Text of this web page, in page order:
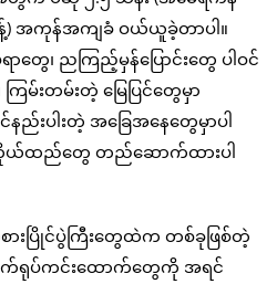
န့်) အကုန်အကျခံ ဝယ်ယူခဲ့တာပါ။
ေ၊ ညကြည့်မှန်ပြောင်းတွေ ပါဝင်
မ်းတမ်းတဲ့ မြေပြင်တွေမှာ
ည်းပါးတဲ့ အခြေအနေတွေမှာပါ
ထည်တွေ တည်ဆောက်ထားပါ
ားပြိုင်ပွဲကြီးတွေထဲက တစ်ခုဖြစ်တဲ့
က်ရုပ်ကင်းထောက်တွေကို အရင်